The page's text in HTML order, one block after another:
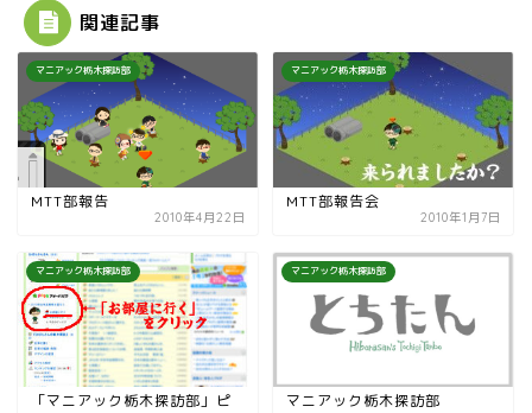
関連記事
マニアック栃木探訪部
MTT部報告
2010年4月22日
マニアック栃木探訪部
MTT部報告会
2010年1月7日
マニアック栃木探訪部
「マニアック栃木探訪部」ピ
マニアック栃木探訪部
マニアック栃木探訪部